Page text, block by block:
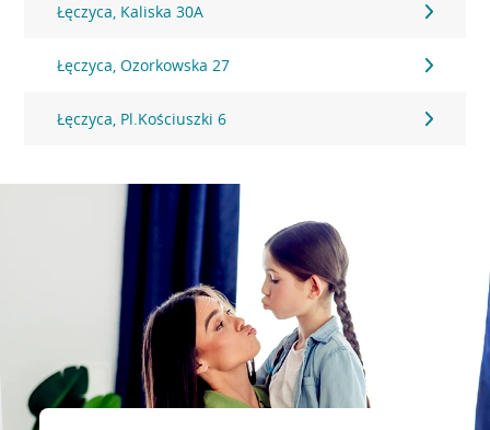
Łęczyca, Kaliska 30A
Łęczyca, Ozorkowska 27
Łęczyca, Pl.Kościuszki 6